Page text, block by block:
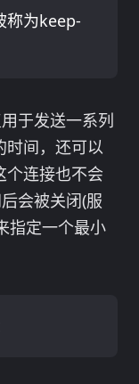
称为keep-
于发送一系列
时间，还可以
个连接也不会
会被关闭(服
指定一个最小